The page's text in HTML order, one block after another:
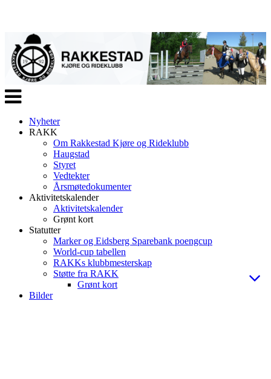
Veksle
navigasjon
Nyheter
RAKK
Om Rakkestad Kjøre og Rideklubb
Haugstad
Styret
Vedtekter
Årsmøtedokumenter
Aktivitetskalender
Aktivitetskalender
Grønt kort
Statutter
Marker og Eidsberg Sparebank poengcup
World-cup tabellen
RAKKs klubbmesterskap
Støtte fra RAKK
Grønt kort
Bilder